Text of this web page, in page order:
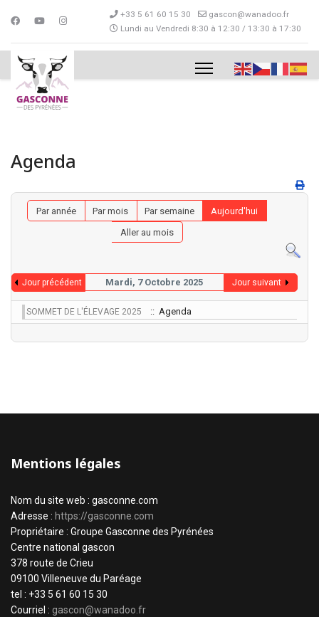
+33 5 61 60 15 30
gascon@wanadoo.fr
Lundi au Vendredi 8:30 à 12:30 / 13:30 à 17:30
Agenda
Par année Par mois Par semaine
Aujourd'hui
Aller au mois
Jour précédent Mardi, 7 Octobre 2025 Jour suivant
SOMMET DE L'ÉLEVAGE 2025 :: Agenda
Mentions légales
Nom du site web : gasconne.com
Adresse : https://gasconne.com
Propriétaire : Groupe Gasconne des Pyrénées
Centre national gascon
378 route de Crieu
09100 Villeneuve du Paréage
tel : +33 5 61 60 15 30
Courriel : gascon@wanadoo.fr